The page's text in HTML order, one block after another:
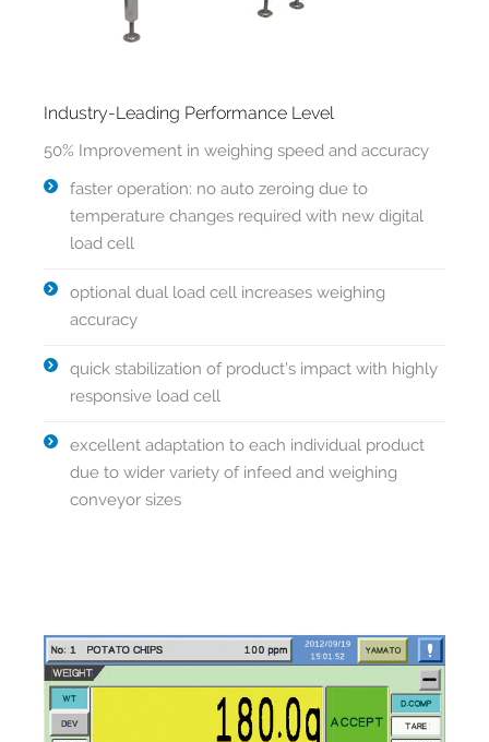
Industry-Leading Performance Level
50% Improvement in weighing speed and accuracy
faster operation: no auto zeroing due to
temperature changes required with new digital
load cell
optional dual load cell increases weighing
accuracy
quick stabilization of product’s impact with highly
responsive load cell
excellent adaptation to each individual product
due to wider variety of infeed and weighing
conveyor sizes